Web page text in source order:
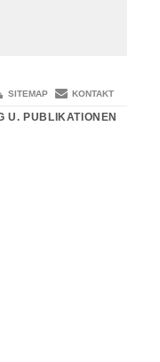
SITEMAP KONTAKT
U. PUBLIKATIONEN